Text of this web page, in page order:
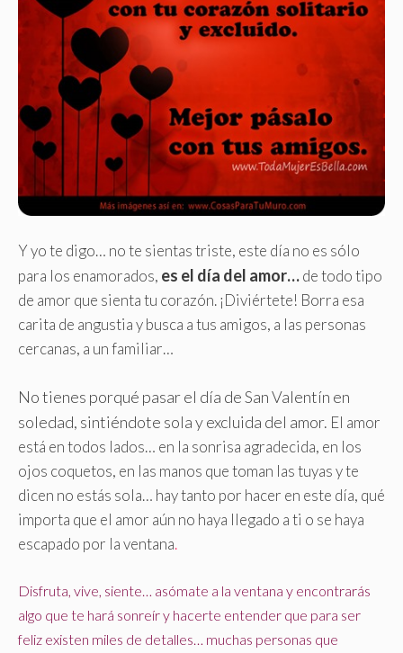
Y yo te digo… no te sientas triste, este día no es sólo
para los enamorados, es el día del amor…de todo tipo
de amor que sienta tu corazón. ¡Diviértete! Borra esa
carita de angustia y busca a tus amigos, a las personas
cercanas, a un familiar…
No tienes porqué pasar el día de San Valentín en
soledad, sintiéndote sola y excluida del amor. El amor
está en todos lados… en la sonrisa agradecida, en los
ojos coquetos, en las manos que toman las tuyas y te
dicen no estás sola… hay tanto por hacer en este día, qué
importa que el amor aún no haya llegado a ti o se haya
escapado por la ventana.
Disfruta, vive, siente… asómate a la ventana y encontrarás
algo que te hará sonreír y hacerte entender que para ser
feliz existen miles de detalles… muchas personas que